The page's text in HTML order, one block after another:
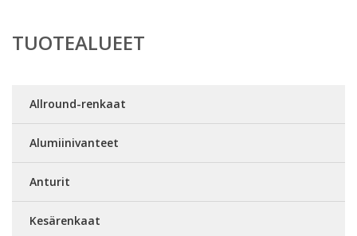
TUOTEALUEET
Allround-renkaat
Alumiinivanteet
Anturit
Kesärenkaat